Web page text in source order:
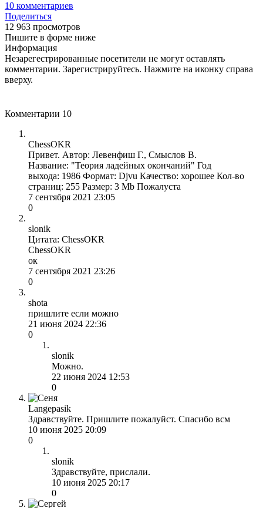
10 комментариев
Поделиться
12 963 просмотров
Пишите в форме ниже
Информация
Незарегестрированные посетители не могут оставлять
комментарии. Зарегистрируйтесь. Нажмите на иконку справа
вверху.
Комментарии 10
ChessOKR
Привет. Автор: Левенфиш Г., Смыслов В.
Название: "Теория ладейных окончаний" Год
выхода: 1986 Формат: Djvu Качество: хорошее Кол-во
страниц: 255 Размер: 3 Mb Пожалуста
7 сентября 2021 23:05
0
slonik
Цитата: ChessOKR
ChessOKR
ок
7 сентября 2021 23:26
0
shota
пришлите если можно
21 июня 2024 22:36
0
slonik
Можно.
22 июня 2024 12:53
0
Langepasik
Здравствуйте. Пришлите пожалуйст. Спасибо всм
10 июня 2025 20:09
0
slonik
Здравствуйте, прислали.
10 июня 2025 20:17
0